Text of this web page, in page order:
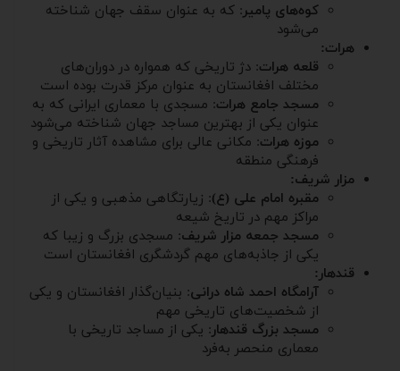
کوه‌های پامیر: که به عنوان سقف جهان شناخته
می‌شود
هرات:
قلعه هرات: دژ تاریخی که همواره در دوران‌های
مختلف افغانستان به عنوان مرکز قدرت بوده است
مسجد جامع هرات: مسجدی با معماری ایرانی که به
عنوان یکی از بهترین مساجد جهان شناخته می‌شود
موزه هرات: مکانی عالی برای مشاهده آثار تاریخی و
فرهنگی منطقه
مزار شریف:
مقبره امام علی (ع): زیارتگاهی مذهبی و یکی از
مراکز مهم در تاریخ شیعه
مسجد جمعه مزار شریف: مسجدی بزرگ و زیبا که
یکی از جاذبه‌های مهم گردشگری افغانستان است
قندهار:
آرامگاه احمد شاه درانی: بنیان‌گذار افغانستان و یکی
از شخصیت‌های تاریخی مهم
مسجد بزرگ قندهار: یکی از مساجد تاریخی با
معماری منحصر به‌فرد